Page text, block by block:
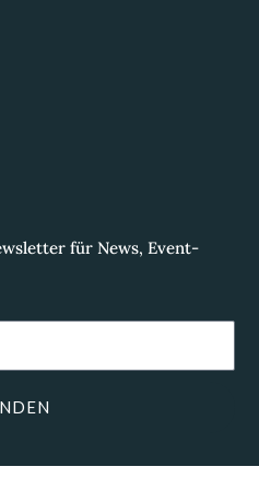
für News, Event-